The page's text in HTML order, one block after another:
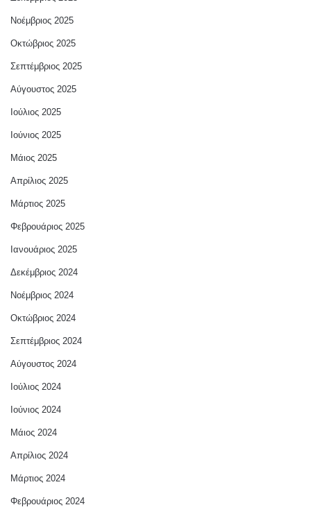
Νοέμβριος 2025
Οκτώβριος 2025
Σεπτέμβριος 2025
Αύγουστος 2025
Ιούλιος 2025
Ιούνιος 2025
Μάιος 2025
Απρίλιος 2025
Μάρτιος 2025
Φεβρουάριος 2025
Ιανουάριος 2025
Δεκέμβριος 2024
Νοέμβριος 2024
Οκτώβριος 2024
Σεπτέμβριος 2024
Αύγουστος 2024
Ιούλιος 2024
Ιούνιος 2024
Μάιος 2024
Απρίλιος 2024
Μάρτιος 2024
Φεβρουάριος 2024